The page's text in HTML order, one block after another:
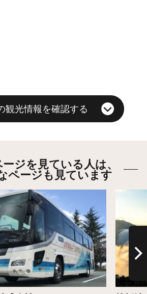
観光情報を確認する
ジを見ている人は、
ページも見ています
ら 詳細